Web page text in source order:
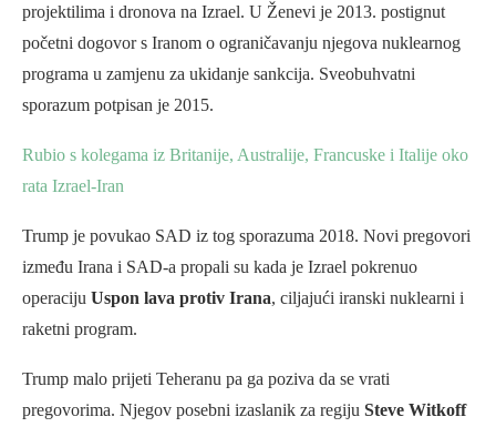
projektilima i dronova na Izrael. U Ženevi je 2013. postignut
početni dogovor s Iranom o ograničavanju njegova nuklearnog
programa u zamjenu za ukidanje sankcija. Sveobuhvatni
sporazum potpisan je 2015.
Rubio s kolegama iz Britanije, Australije, Francuske i Italije oko
rata Izrael-Iran
Trump je povukao SAD iz tog sporazuma 2018. Novi pregovori
između Irana i SAD-a propali su kada je Izrael pokrenuo
operaciju Uspon lava protiv Irana, ciljajući iranski nuklearni i
raketni program.
Trump malo prijeti Teheranu pa ga poziva da se vrati
pregovorima. Njegov posebni izaslanik za regiju Steve Witkoff